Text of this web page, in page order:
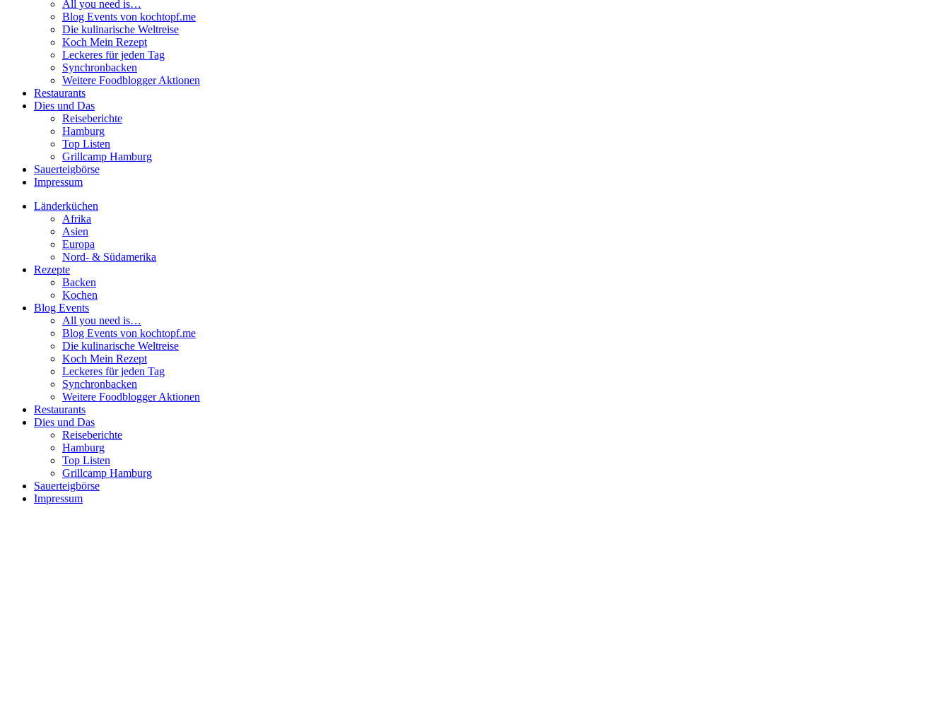
All you need is…
Blog Events von kochtopf.me
Die kulinarische Weltreise
Koch Mein Rezept
Leckeres für jeden Tag
Synchronbacken
Weitere Foodblogger Aktionen
Restaurants
Dies und Das
Reiseberichte
Hamburg
Top Listen
Grillcamp Hamburg
Sauerteigbörse
Impressum
Länderküchen
Afrika
Asien
Europa
Nord- & Südamerika
Rezepte
Backen
Kochen
Blog Events
All you need is…
Blog Events von kochtopf.me
Die kulinarische Weltreise
Koch Mein Rezept
Leckeres für jeden Tag
Synchronbacken
Weitere Foodblogger Aktionen
Restaurants
Dies und Das
Reiseberichte
Hamburg
Top Listen
Grillcamp Hamburg
Sauerteigbörse
Impressum